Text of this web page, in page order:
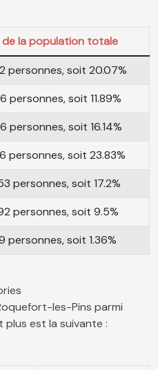
de la population totale
personnes, soit 20.07%
personnes, soit 11.89%
personnes, soit 16.14%
personnes, soit 23.83%
personnes, soit 17.2%
personnes, soit 9.5%
personnes, soit 1.36%
les-Pins parmi
plus est la suivante :